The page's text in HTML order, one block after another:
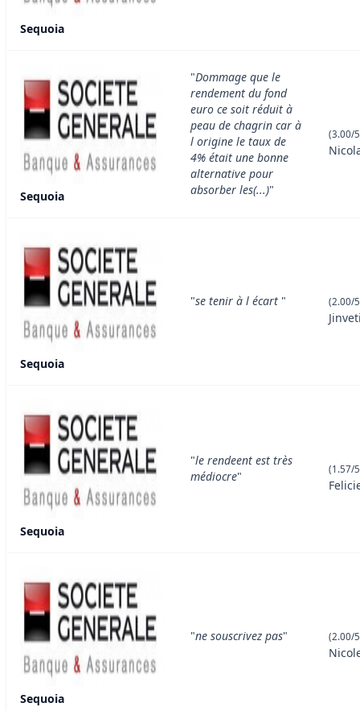
Sequoia
Sequoia
"Dommage que le
rendement du fond
euro ce soit réduit à
peau de chagrin car à
l origine le taux de
4% était une bonne
alternative pour
absorber les(...)"
(3.00/
Sequoia
"se tenir à l écart " (2.00/
Sequoia
"le rendeent est très
médiocre" (1.57/
Sequoia
"ne souscrivez pas" (2.00/